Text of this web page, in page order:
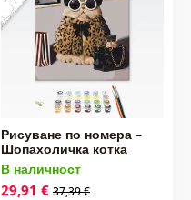
Рисуване по номера –
Шопахоличка котка
В наличност
29,91 € 37,39 €